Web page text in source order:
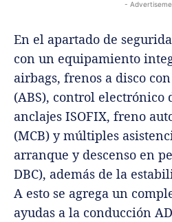
-
En el apartado de
con un equipamiento
airbags, frenos a disco
(ABS), control electrónico
anclajes ISOFIX, freno
(MCB) y múltiples
arranque y descenso en
DBC), además de la
A esto se agrega un
ayudas a la conducción